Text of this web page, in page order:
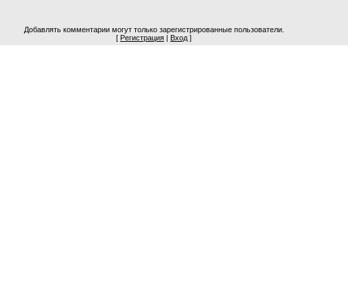
Добавлять комментарии могут только зарегистрированные пользователи.
[ Регистрация Вход ]